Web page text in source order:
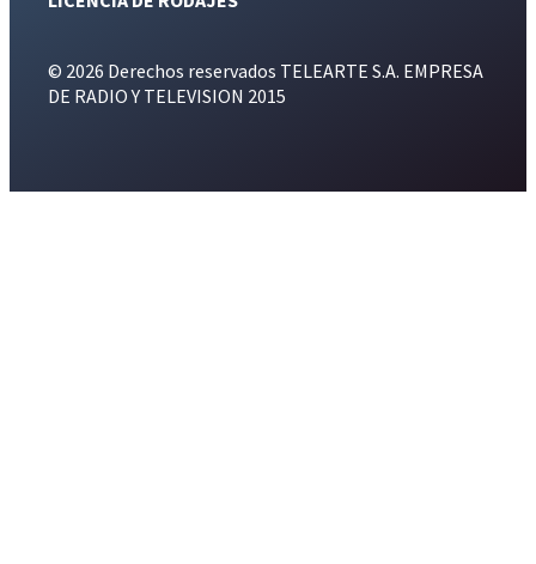
© 2026 Derechos reservados TELEARTE S.A. EMPRESA
DE RADIO Y TELEVISION 2015